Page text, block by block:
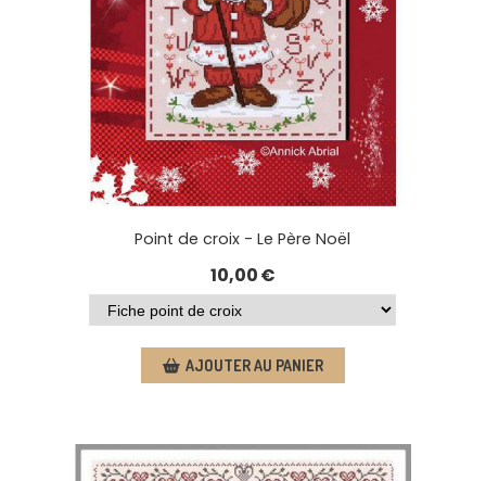
Point de croix - Le Père Noël
10,00€
AJOUTER AU PANIER